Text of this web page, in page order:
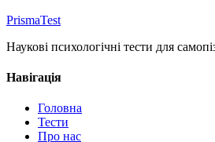
PrismaTest
Наукові психологічні тести для
Навігація
Головна
Тести
Про нас